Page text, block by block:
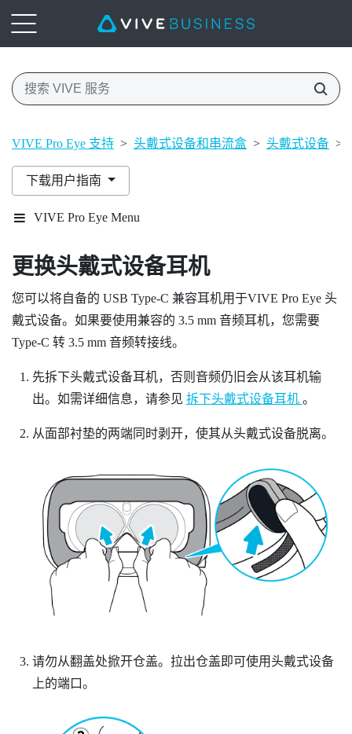
VIVE Pro Eye 支持 > 头戴式设备和串流盒 > 头戴式设备 >
下载用户指南
VIVE Pro Eye Menu
更换头戴式设备耳机
您可以将自备的 USB Type-C 兼容耳机用于VIVE Pro Eye 头
戴式设备。如果要使用兼容的 3.5 mm 音频耳机，您需要
Type-C 转 3.5 mm 音频转接线。
先拆下头戴式设备耳机，否则音频仍旧会从该耳机输
出。如需详细信息，请参见 拆下头戴式设备耳机 。
从面部衬垫的两端同时剥开，使其从头戴式设备脱离。
请勿从翻盖处掀开仓盖。拉出仓盖即可使用头戴式设备
上的端口。